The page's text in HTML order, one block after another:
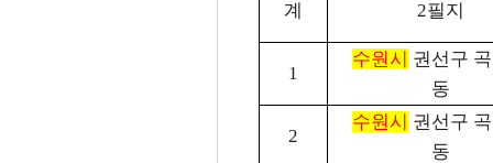
계 2필지
1
수원시 권선구
동
2
수원시 권선구
동